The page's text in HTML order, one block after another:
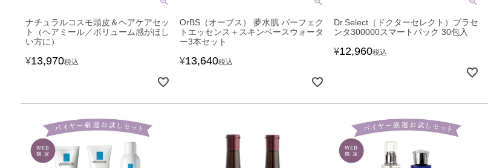
ナチュラルコスモ頭皮＆ヘアケアセッ
ト（ヘアミール／ボリューム感がほし
い方に）
¥13,970税込
OrBS（オーブス） 夢水肌 パーフェク
トエッセンス＋スキンベースウォータ
ー3本セット
¥13,640税込
Dr.Select（ドクターセレクト）プラセ
ンタ300000スマートパック 30包入
¥12,960税込